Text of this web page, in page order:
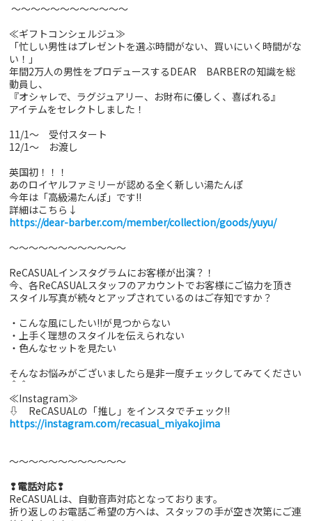
～～～～～～～～～～～～
≪ギフトコンシェルジュ≫
「忙しい男性はプレゼントを選ぶ時間がない、買いにいく時間がな
い！」
年間2万人の男性をプロデュースするDEAR BARBERの知識を総
動員し、
『オシャレで、ラグジュアリー、お財布に優しく、喜ばれる』
アイテムをセレクトしました！
11/1～ 受付スタート
12/1～ お渡し
英国初！！！
あのロイヤルファミリーが認める全く新しい湯たんぽ
今年は「高級湯たんぽ」です!!
詳細はこちら↓
https://dear-barber.com/member/collection/goods/yuyu/
～～～～～～～～～～～～
ReCASUALインスタグラムにお客様が出演？！
今、各ReCASUALスタッフのアカウントでお客様にご協力を頂き
スタイル写真が続々とアップされているのはご存知ですか？
・こんな風にしたい!!が見つからない
・上手く理想のスタイルを伝えられない
・色んなセットを見たい
そんなお悩みがございましたら是非一度チェックしてみてください
＾＾
≪Instagram≫
⇩ ReCASUALの「推し」をインスタでチェック!!
https://instagram.com/recasual_miyakojima
～～～～～～～～～～～～
❢電話対応❢
ReCASUALは、自動音声対応となっております。
折り返しのお電話ご希望の方へは、スタッフの手が空き次第にご連